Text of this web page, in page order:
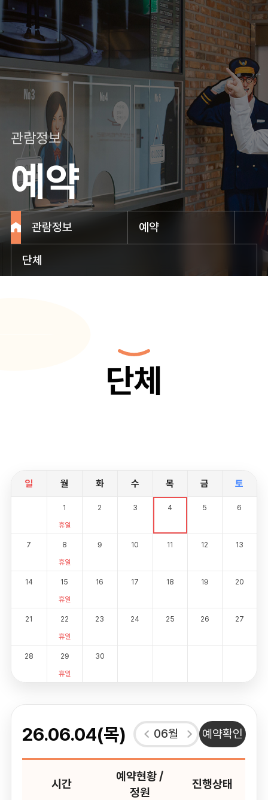
관람정보
예약
관람정보 예약
단체
단체
일 월 화 수 목 금 토
1
휴일
2 3 4 5 6
7
8
휴일
9 10 11 12 13
14
15
휴일
16 17 18 19 20
21
22
휴일
23 24 25 26 27
28
29
휴일
30
26.06.04(목) 06월 예약확인
시간
예약현황 /
정원
진행상태